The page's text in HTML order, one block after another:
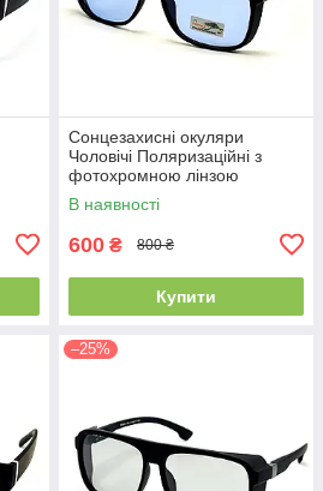
Сонцезахисні окуляри
Чоловічі Поляризаційні з
фотохромною лінзою
Polarized синій (315)
В наявності
600 ₴ 800 ₴
Купити
–25%